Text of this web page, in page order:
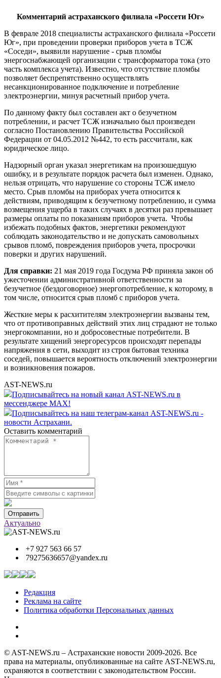
Комментарий астраханского филиала «Россети Юг»
В феврале 2018 специалисты астраханского филиала «Россети
Юг», при проведении проверки приборов учета в ТСЖ
«Соседи», выявили нарушение - срыв пломбы
энергоснабжающей организации с трансформатора тока (это
часть комплекса учета). Известно, что отсутствие пломбы
позволяет беспрепятственно осуществлять
несанкционированное подключение и потребление
электроэнергии, минуя расчетный прибор учета.
По данному факту был составлен акт о безучетном
потреблении, и расчет ТСЖ изначально был произведен
согласно Постановлению Правительства Российской
Федерации от 04.05.2012 №442, то есть рассчитали, как
юридическое лицо.
Надзорный орган указал энергетикам на произошедшую
ошибку, и в результате порядок расчета был изменен. Однако,
нельзя отрицать, что нарушение со стороны ТСЖ имело
место. Срыв пломбы на приборах учета относится к
действиям, приводящим к безучетному потреблению, и сумма
возмещения ущерба в таких случаях в десятки раз превышает
размеры оплаты по показаниям приборов учета. Чтобы
избежать подобных фактов, энергетики рекомендуют
соблюдать законодательство и не допускать самовольных
срывов пломб, повреждения приборов учета, просрочки
поверки и других нарушений.
Для справки: 21 мая 2019 года Госдума РФ приняла закон об
ужесточении административной ответственности за
безучетное (бездоговорное) энергопотребление, к которому, в
том числе, относится срыв пломб с приборов учета.
Жесткие меры к расхитителям электроэнергии вызваны тем,
что от противоправных действий этих лиц страдают не только
энергокомпании, но и добросовестные потребители. В
результате хищений энергоресурсов происходят перепады
напряжения в сети, выходит из строя бытовая техника
соседей, повышается вероятность отключений электроэнергии
и возникновения пожаров.
AST-NEWS.ru
Подписывайтесь на новый канал AST-NEWS.ru в
мессенджере MAX!
Подписывайтесь на наш телеграм-канал AST-NEWS.ru -
новости Астрахани.
Оставить комментарий
Отправить
Актуально
+7 927 563 66 57
79275636657@yandex.ru
Редакция
Реклама на сайте
Политика обработки Персональных данных
© AST-NEWS.ru – Астраханские новости 2009-2026. Все
права на материалы, опубликованные на сайте AST-NEWS.ru,
охраняются в соответствии с законодательством России.